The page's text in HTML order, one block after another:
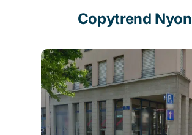
Copytrend Nyon